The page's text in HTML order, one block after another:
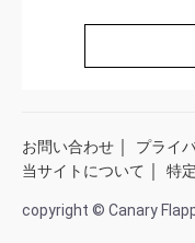
お問い合わせ ｜ プライ
当サイトについて ｜ 特
copyright © Canary